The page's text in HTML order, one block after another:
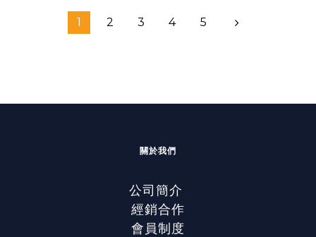
1 2 3 4 5
關於我們
公司簡介
經銷合作
會員制度